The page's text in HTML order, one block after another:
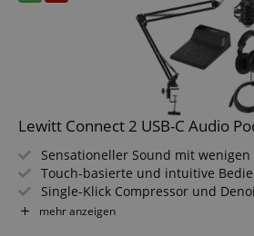
Lewitt Connect 2 USB-C Audio
Sensationeller Sound mit
Touch-basierte und intuitive
Single-Klick Compressor und
Drei charakteristische Preamp
mehr anzeigen